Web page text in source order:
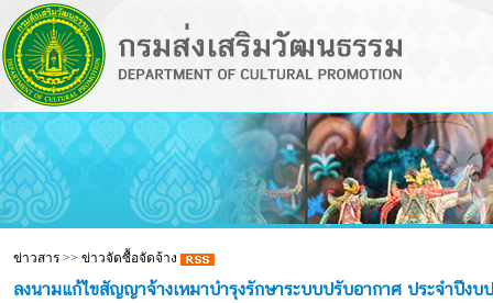
ข่าวสาร>> ข่าวจัดซื้อจัดจ้าง
ลงนามแก้ไขสัญญาจ้างเหมาบำรุงรักษาระบบปรับอากาศ ประจำปี